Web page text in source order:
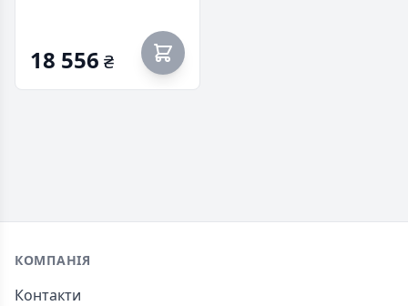
поверхня KGS6436RK (1)
18 556 ₴
Footer
КОМПАНІЯ
Контакти